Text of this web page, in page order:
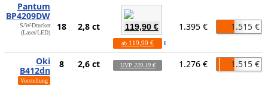
Pantum
BP4209DW
S/W-Drucker
(Laser/LED)
18 2,8 ct 119,90 €
ab 119,90 € 1
1.395 € 1.515 €
Oki
B412dn
Vorstellung
8 2,6 ct UVP 239,19 € 1.276 € 1.515 €